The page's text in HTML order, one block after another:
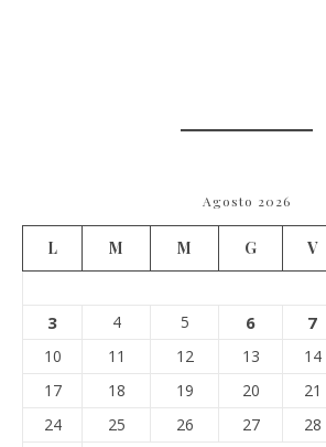
Agosto 2026
L M M G V
3 4 5 6 7
10
11 12 13 14
17
18 19 20 21
24
25 26 27 28